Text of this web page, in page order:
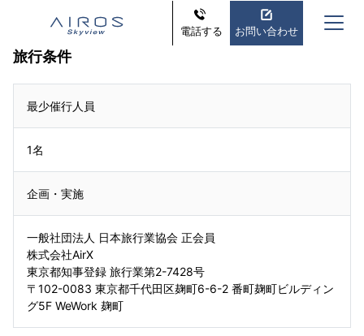
電話する お問い合わせ
旅行条件
最少催行人員
1名
企画・実施
一般社団法人 日本旅行業協会 正会員
株式会社AirX
東京都知事登録 旅行業第2-7428号
〒102-0083 東京都千代田区麹町6-6-2 番町麹町ビルディン
グ5F WeWork 麹町